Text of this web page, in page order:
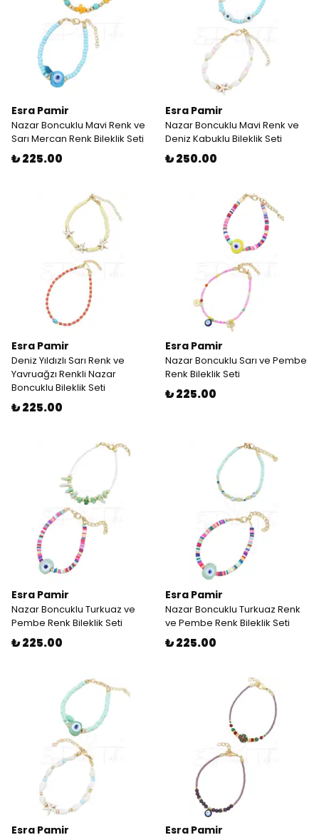
Esra Pamir
Nazar Boncuklu Mavi Renk ve
Sarı Mercan Renk Bileklik Seti
₺ 225.00
Esra Pamir
Nazar Boncuklu Mavi Renk ve
Deniz Kabuklu Bileklik Seti
₺ 250.00
Esra Pamir
Deniz Yıldızlı Sarı Renk ve
Yavruağzı Renkli Nazar
Boncuklu Bileklik Seti
₺ 225.00
Esra Pamir
Nazar Boncuklu Sarı ve Pembe
Renk Bileklik Seti
₺ 225.00
Esra Pamir
Nazar Boncuklu Turkuaz ve
Pembe Renk Bileklik Seti
₺ 225.00
Esra Pamir
Nazar Boncuklu Turkuaz Renk
ve Pembe Renk Bileklik Seti
₺ 225.00
Esra Pamir Esra Pamir